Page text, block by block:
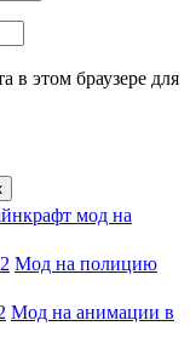
в этом браузере для
мод на
Мод на полицию
Мод на анимации в